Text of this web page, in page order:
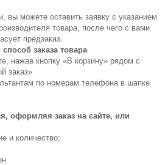
вы можете оставить заявку с указанием
товара, после чего с вами
предзаказ.
заказа товара
нажав кнопку «В корзину» рядом с
заказ»
по номерам телефона в шапке
оформляя заказ на сайте, или
и количество;